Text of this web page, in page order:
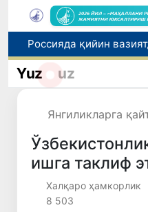
Yuz uz
Янгиликларга
ишга таклиф
Халқаро ҳамкорлик
8 503